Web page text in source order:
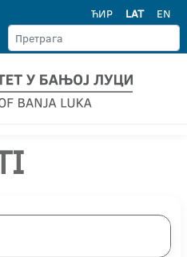
ЋИР LAT EN